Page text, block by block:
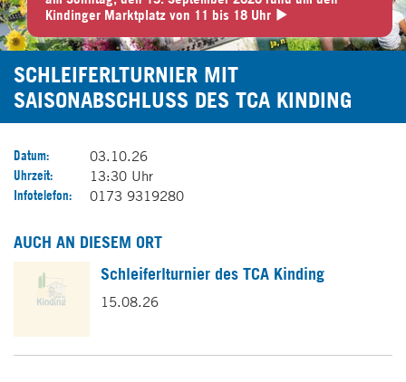
Kindinger Marktplatz von 11 bis 18 Uhr
SCHLEIFERLTURNIER MIT
SAISONABSCHLUSS DES TCA KINDING
Datum: 03.10.26
Uhrzeit: 13:30 Uhr
Infotelefon: 0173 9319280
AUCH AN DIESEM ORT
Schleiferlturnier des TCA Kinding
15.08.26